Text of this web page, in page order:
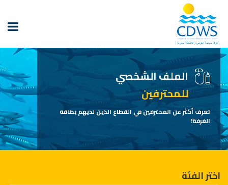
الملف الشخصي
للمحترفين
تعرف أكثر عن المحترفين في القطاع الذين لديهم بطاقة
الغرفة!
اختر الفئة